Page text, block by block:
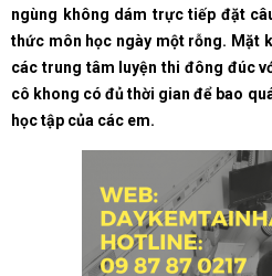
ngùng không dám trực tiếp đặt
thức môn học ngày một rỗng. Mặt
các trung tâm luyện thi đông đúc
cô khong có đủ thời gian để bao
học tập của các em.